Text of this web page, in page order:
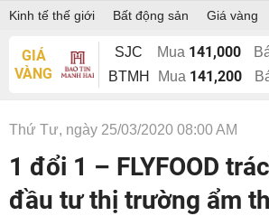
Kinh tế thế giới Bất động sản Giá vàng
GIÁ
VÀNG
SJC Mua 141,000
BTMH Mua 141,200
Thứ Tư, ngày 25/03/2020 08:00 AM
1 đổi 1 – FLYFOOD
đầu tư thị trường ẩm